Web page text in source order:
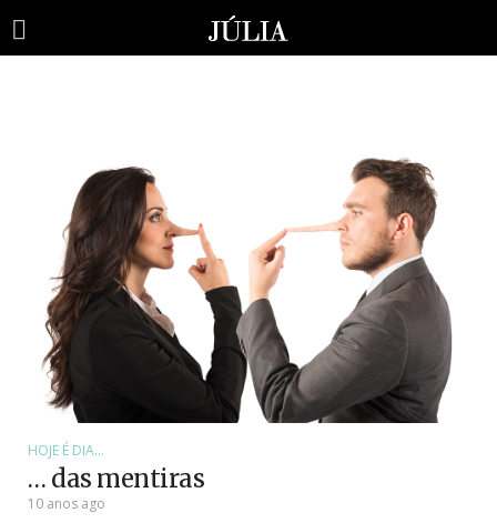
HOJE É DIA...
… das mentiras
10 anos ago